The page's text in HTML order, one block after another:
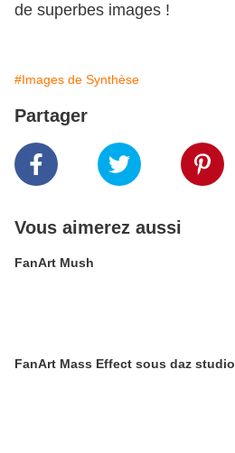
de superbes images !
#Images de Synthèse
Partager
Vous aimerez aussi
FanArt Mush
FanArt Mass Effect sous daz studio